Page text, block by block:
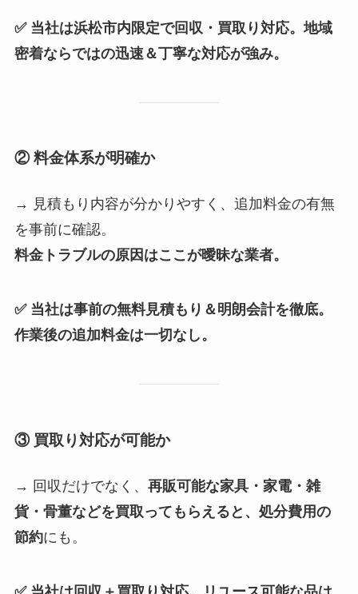
✅ 当社は浜松市内限定で回収・買取り対応。地域
密着ならではの迅速＆丁寧な対応が強み。
② 料金体系が明確か
→ 見積もり内容が分かりやすく、追加料金の有無
を事前に確認。
料金トラブルの原因はここが曖昧な業者。
✅ 当社は事前の無料見積もり＆明朗会計を徹底。
作業後の追加料金は一切なし。
③ 買取り対応が可能か
→ 回収だけでなく、 再販可能な家具・家電・雑
貨・骨董などを買取ってもらえると、処分費用の
節約にも。